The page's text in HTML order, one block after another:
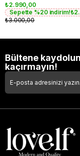
₺2.990,00
Sepette %20 indirim!
₺3.000,00
Bültene
kaçırmayın!